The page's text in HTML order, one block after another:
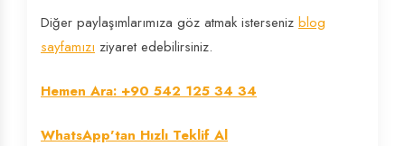
Diğer paylaşımlarımıza göz atmak isterseniz blog
sayfamızı ziyaret edebilirsiniz.
Hemen Ara: +90 542 125 34 34
WhatsApp'tan Hızlı Teklif Al